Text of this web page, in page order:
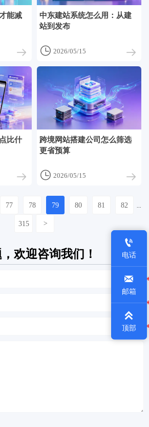
能减
中东建站系统怎么用：从建
站到发布
 2026/05/15
比什
跨境网站搭建公司怎么筛选
更省预算
 2026/05/15
77 78 79 80 81 82
315 >
欢迎咨询我们！

电话

邮箱

顶部